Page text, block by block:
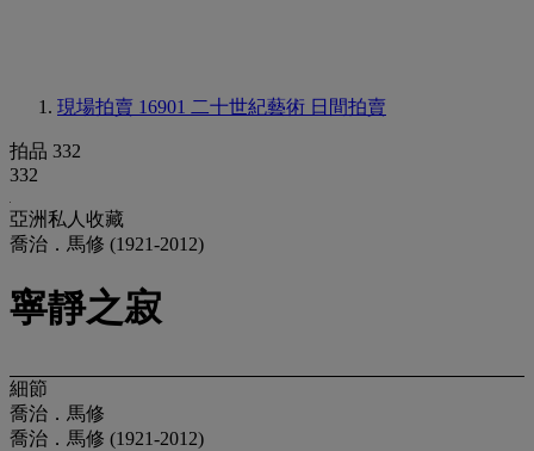
現場拍賣 16901 二十世紀藝術 日間拍賣
拍品 332
332
亞洲私人收藏
喬治．馬修 (1921-2012)
寧靜之寂
細節
喬治．馬修
喬治．馬修 (1921-2012)